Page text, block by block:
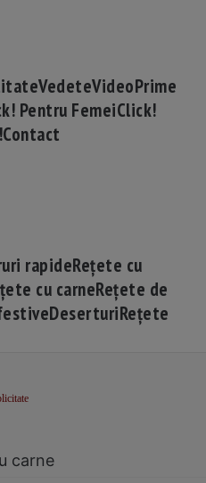
VedeteVideoPrime
Pentru FemeiClick!
Contact
rapideRețete cu
cu carneRețete de
DeserturiRețete
carne